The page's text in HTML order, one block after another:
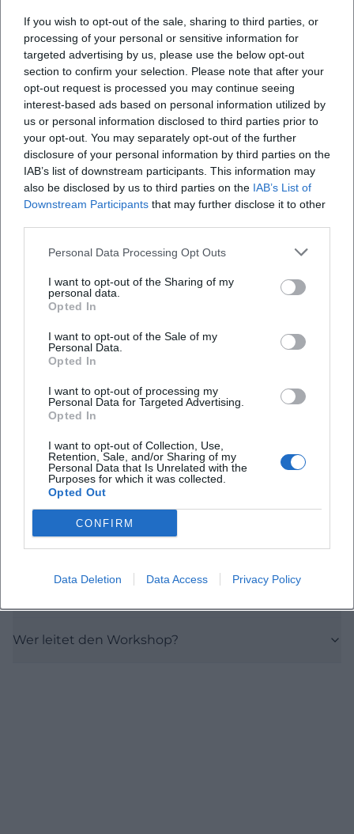
If you wish to opt-out of the sale, sharing to third parties, or
processing of your personal or sensitive information for
targeted advertising by us, please use the below opt-out
section to confirm your selection. Please note that after your
opt-out request is processed you may continue seeing
interest-based ads based on personal information utilized by
us or personal information disclosed to third parties prior to
your opt-out. You may separately opt-out of the further
disclosure of your personal information by third parties on the
IAB’s list of downstream participants. This information may
also be disclosed by us to third parties on the IAB’s List of
Downstream Participants that may further disclose it to other
Personal Data Processing Opt Outs
I want to opt-out of the Sharing of my
personal data.
Opted In
I want to opt-out of the Sale of my
Personal Data.
Opted In
I want to opt-out of processing my
Personal Data for Targeted Advertising.
Opted In
I want to opt-out of Collection, Use,
Retention, Sale, and/or Sharing of my
Personal Data that Is Unrelated with the
Purposes for which it was collected.
Opted Out
CONFIRM
Data Deletion Data Access Privacy Policy
Map unavailable
Open in Google Maps
Häufig gestellte Fragen
Wann findet der Forró-Tanzworkshop statt?
Wo ist der Veranstaltungsort?
Brauche ich Vorkenntnisse oder einen Partner?
Wer leitet den Workshop?